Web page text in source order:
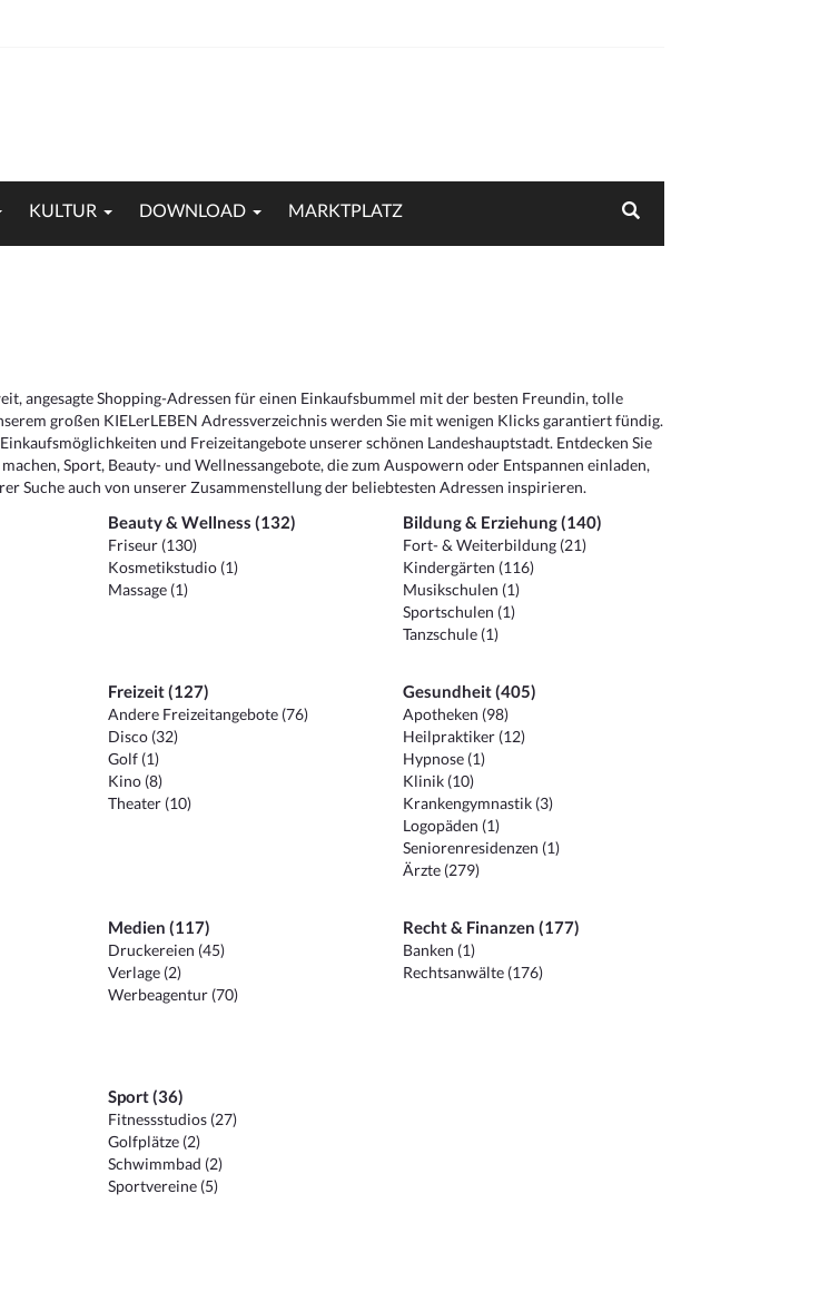
KULTUR DOWNLOAD MARKTPLATZ
angesagte Shopping-Adressen für einen Einkaufsbummel mit der besten Freundin, tolle
großen KIELerLEBEN Adressverzeichnis werden Sie mit wenigen Klicks garantiert fündig.
und Freizeitangebote unserer schönen Landeshauptstadt. Entdecken Sie
Sport, Beauty- und Wellnessangebote, die zum Auspowern oder Entspannen einladen,
Suche auch von unserer Zusammenstellung der beliebtesten Adressen inspirieren.
Beauty & Wellness (132)
Friseur (130)
Kosmetikstudio (1)
Massage (1)
Bildung & Erziehung (140)
Fort- & Weiterbildung (21)
Kindergärten (116)
Musikschulen (1)
Sportschulen (1)
Tanzschule (1)
Freizeit (127)
Andere Freizeitangebote (76)
Disco (32)
Golf (1)
Kino (8)
Theater (10)
Gesundheit (405)
Apotheken (98)
Heilpraktiker (12)
Hypnose (1)
Klinik (10)
Krankengymnastik (3)
Logopäden (1)
Seniorenresidenzen (1)
Ärzte (279)
Medien (117)
Druckereien (45)
Verlage (2)
Werbeagentur (70)
Recht & Finanzen (177)
Banken (1)
Rechtsanwälte (176)
Sport (36)
Fitnessstudios (27)
Golfplätze (2)
Schwimmbad (2)
Sportvereine (5)